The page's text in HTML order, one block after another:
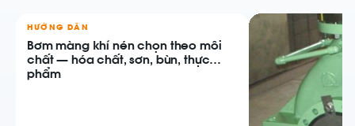
HƯỚNG DẪN
Bơm màng khí nén chọn theo môi
chất — hóa chất, sơn, bùn, thực
phẩm